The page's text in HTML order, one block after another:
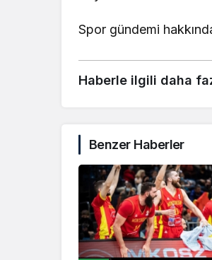
Spor gündemi
Haberle ilgili daha
Benzer Haberler